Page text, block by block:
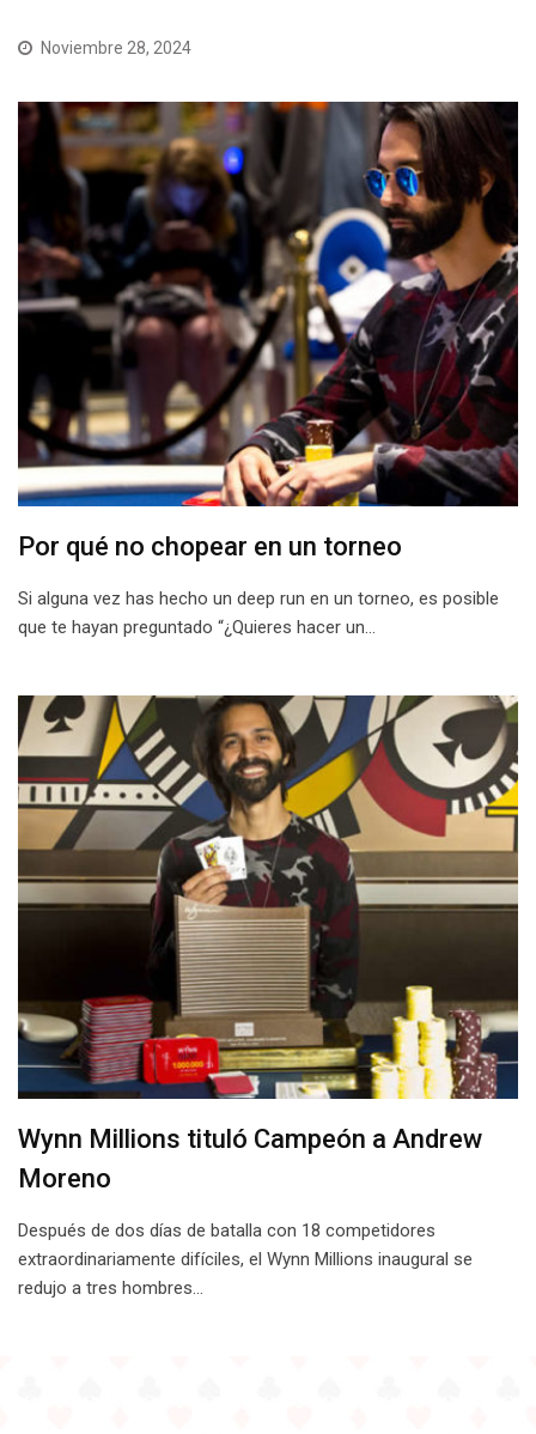
Noviembre 28, 2024
Por qué no chopear en un torneo
Si alguna vez has hecho un deep run en un torneo, es posible
que te hayan preguntado “¿Quieres hacer un…
Wynn Millions tituló Campeón a Andrew
Moreno
Después de dos días de batalla con 18 competidores
extraordinariamente difíciles, el Wynn Millions inaugural se
redujo a tres hombres…